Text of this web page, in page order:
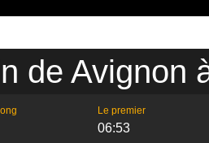
de Avignon
Le premier
06:53